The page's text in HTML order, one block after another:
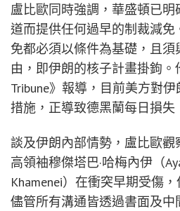
盧比歐同時強調，華盛頓已
道而提供任何過早的制裁減
免都必須以條件為基礎，且
由，即伊朗的核子計畫掛鉤
Tribune》報導，目前美方對伊
措施，正導致德黑蘭每日損失
談及伊朗內部情勢，盧比歐
高領袖穆傑塔巴·哈梅內伊（
Khamenei）在衝突早期受傷
儘管所有溝通皆透過書面及中